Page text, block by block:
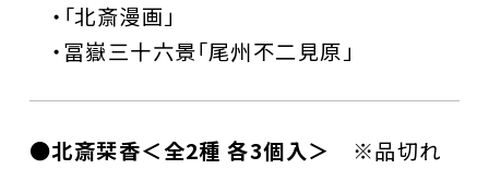
・「北斎漫画」
・冨嶽三十六景「尾州不二見原」
●北斎栞香＜全2種 各3個入＞
※品切れ